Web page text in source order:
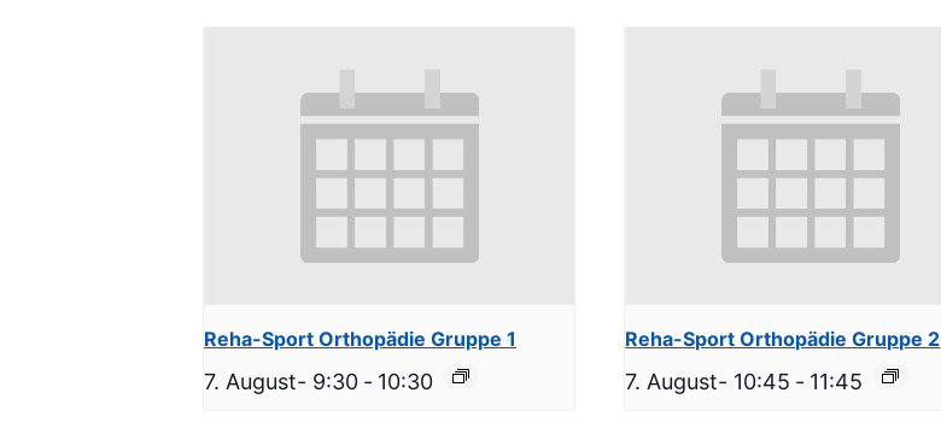
Reha-Sport Orthopädie Gruppe 1
7. August- 9:30 - 10:30
Reha-Sport Orthopädie Gruppe 2
7. August- 10:45 - 11:45